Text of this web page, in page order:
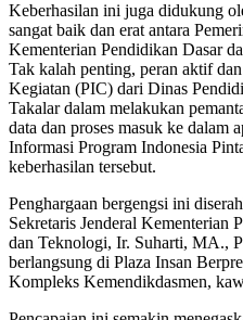
Keberhasilan ini juga didukung
sangat baik dan erat antara
Kementerian Pendidikan Dasar
Tak kalah penting, peran aktif
Kegiatan (PIC) dari Dinas
Takalar dalam melakukan
data dan proses masuk ke dalam
Informasi Program Indonesia
keberhasilan tersebut.
Penghargaan bergengsi ini
Sekretaris Jenderal Kementerian
dan Teknologi, Ir. Suharti, MA.,
berlangsung di Plaza Insan
Kompleks Kemendikdasmen,